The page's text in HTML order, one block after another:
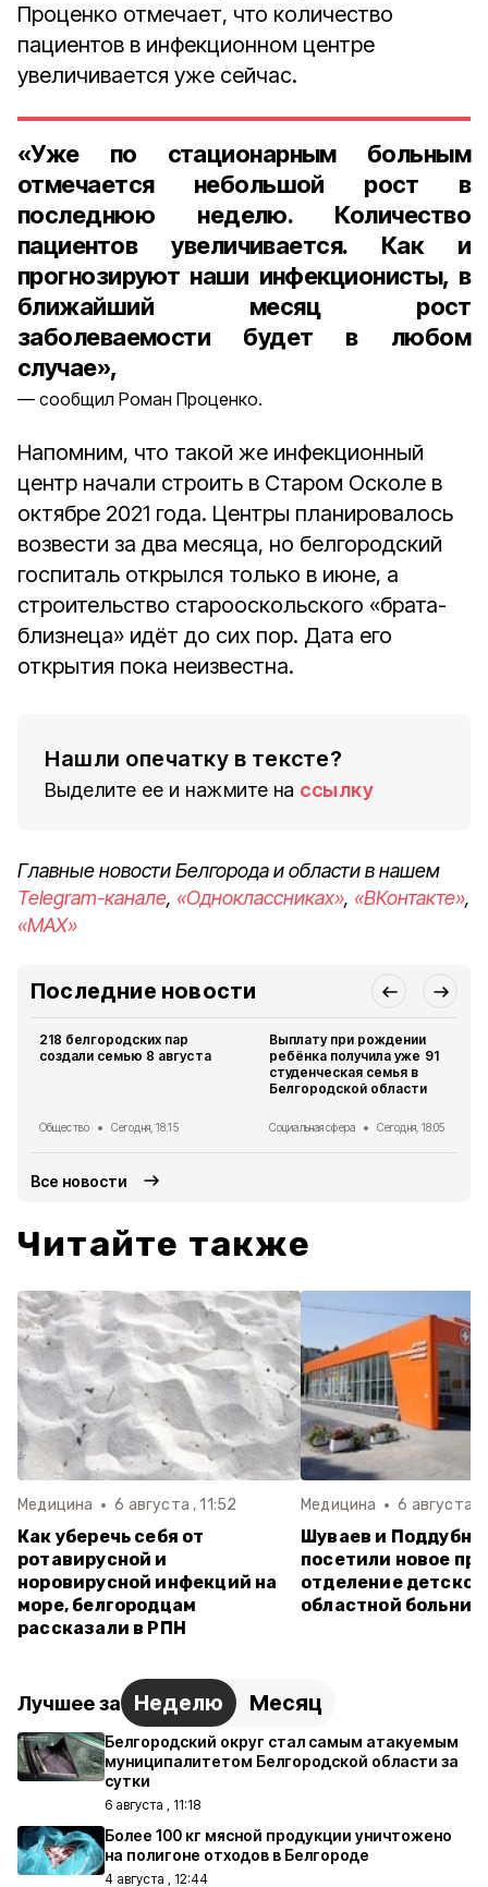
Проценко отмечает, что количество
пациентов в инфекционном центре
увеличивается уже сейчас.
«Уже по стационарным больным
отмечается небольшой рост в
последнюю неделю. Количество
пациентов увеличивается. Как и
прогнозируют наши инфекционисты, в
ближайший месяц рост
заболеваемости будет в любом
случае»,
сообщил Роман Проценко.
Напомним, что такой же инфекционный
центр начали строить в Старом Осколе в
октябре 2021 года. Центры планировалось
возвести за два месяца, но белгородский
госпиталь открылся только в июне, а
строительство старооскольского «брата-
близнеца» идёт до сих пор. Дата его
открытия пока неизвестна.
Нашли опечатку в тексте?
Выделите ее и нажмите на ссылку
Главные новости Белгорода и области в нашем
Telegram-канале, «Одноклассниках», «ВКонтакте»,
«MAX»
Последние новости
218 белгородских пар
создали семью 8 августа
Общество Сегодня, 18:15
Выплату при рождении
ребёнка получила уже 91
студенческая семья в
Белгородской области
Социальная сфера Сегодня, 18:05
Все новости
Читайте также
Медицина 6 августа , 11:52
Как уберечь себя от
ротавирусной и
норовирусной инфекций на
море, белгородцам
рассказали в РПН
Медицина 6 августа ,
Шуваев и
посетили новое
отделение детской
областной
Лучшее за Неделю Месяц
Белгородский округ стал самым атакуемым
муниципалитетом Белгородской области за
сутки
6 августа , 11:18
Более 100 кг мясной продукции уничтожено
на полигоне отходов в Белгороде
4 августа , 12:44